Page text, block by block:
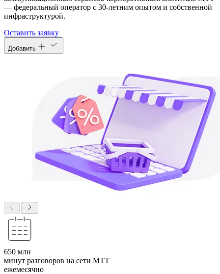
— федеральный оператор с 30-летним опытом и собственной
инфраструктурой.
Оставить заявку
Добавить
650 млн
минут разговоров на сети МТТ
ежемесячно